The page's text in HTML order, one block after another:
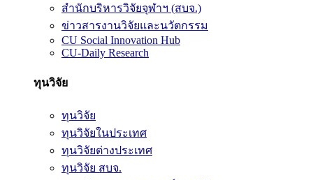
สำนักบริหารวิจัยจุฬาฯ (สบจ.)
ข่าวสารงานวิจัยและนวัตกรรม
CU Social Innovation Hub
CU-Daily Research
ทุนวิจัย
ทุนวิจัย
ทุนวิจัยในประเทศ
ทุนวิจัยต่างประเทศ
ทุนวิจัย สบจ.